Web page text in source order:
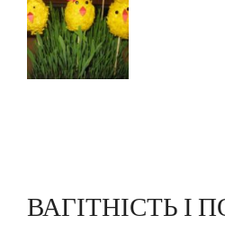
ВАГІТНІСТЬ І